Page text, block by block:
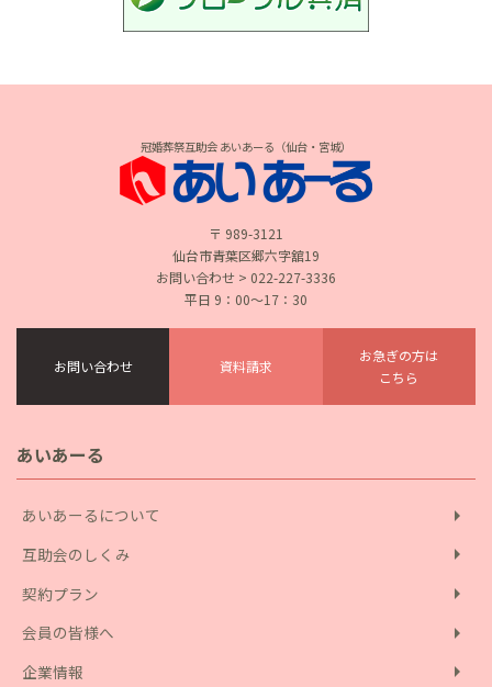
冠婚葬祭互助会 あいあーる（仙台・宮城）
〒 989-3121
仙台市青葉区郷六字舘19
お問い合わせ > 022-227-3336
平日 9：00〜17：30
お問い合わせ 資料請求
お急ぎの方は
こちら
あいあーる
あいあーるについて arrow_right
互助会のしくみ arrow_right
契約プラン arrow_right
会員の皆様へ arrow_right
企業情報 arrow_right